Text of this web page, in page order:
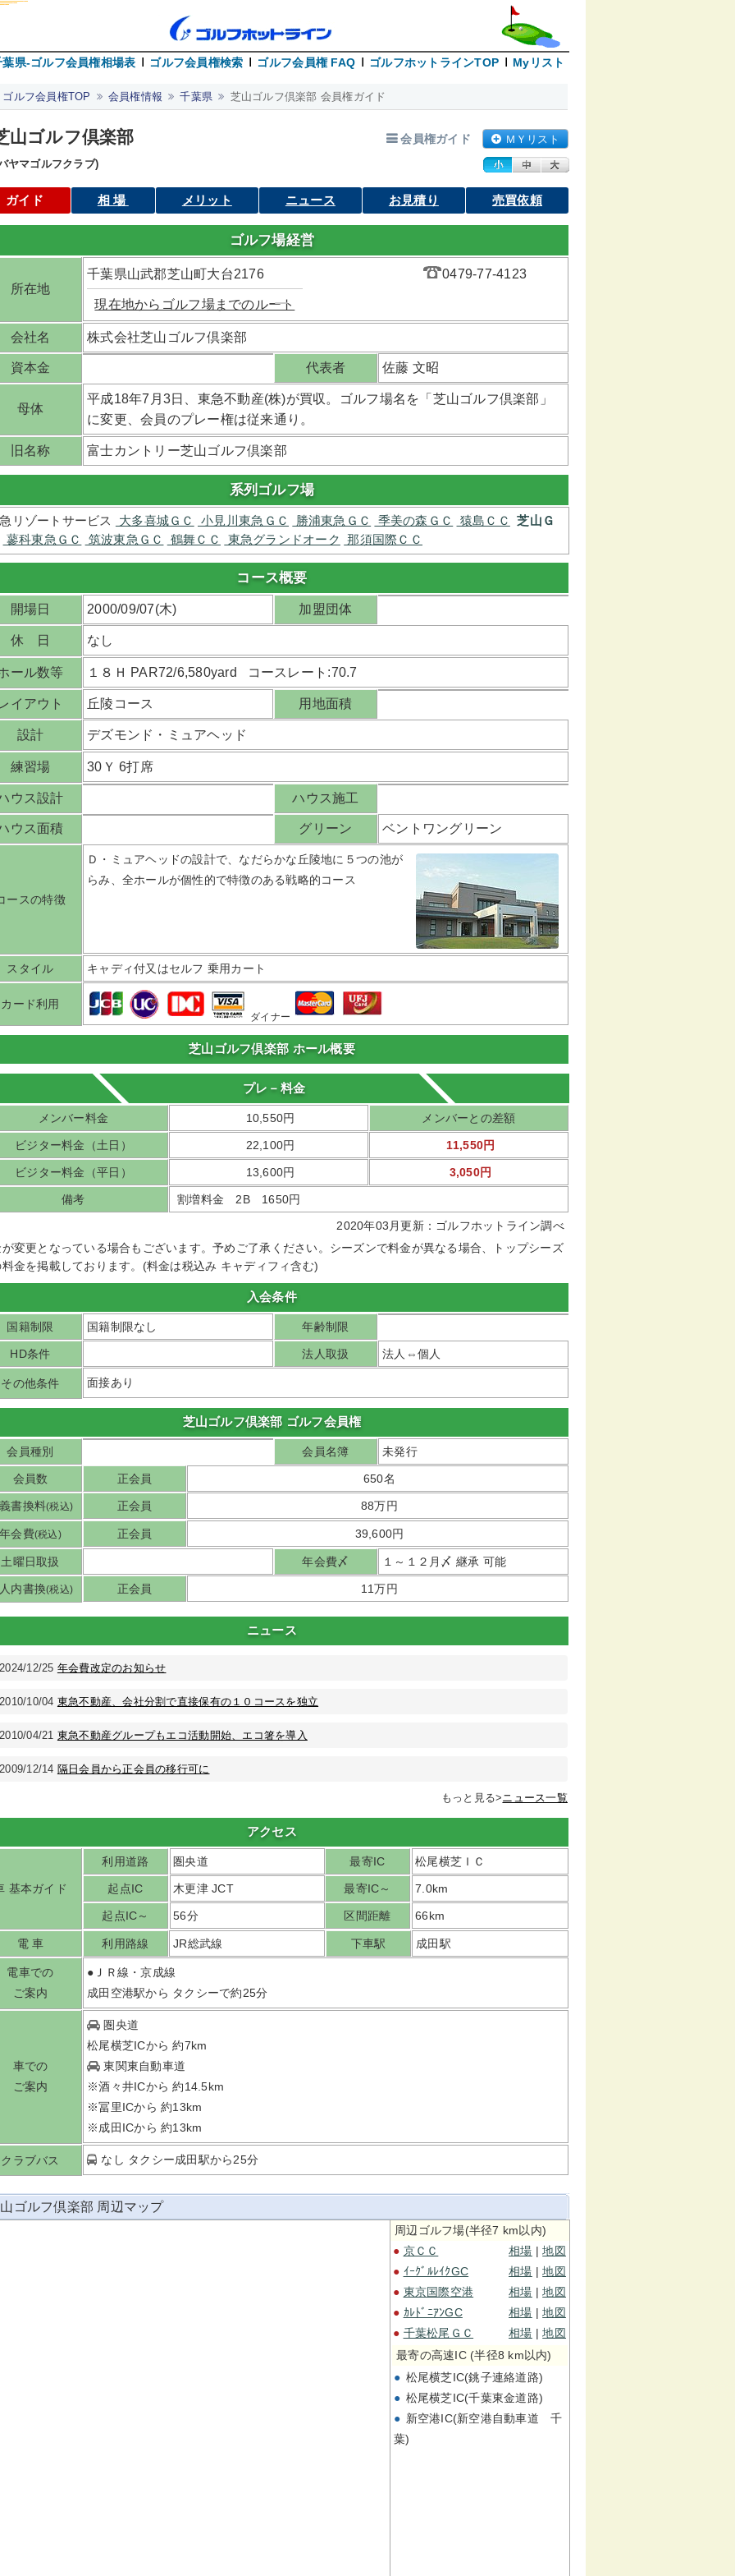
葉県-ゴルフ会員権相場表 ゴルフ会員権検索 ゴルフ会員権 FAQ ゴルフホットラインTOP Myリスト
ゴルフ会員権TOP 会員権情報 千葉県 芝山ゴルフ倶楽部 会員権ガイド
山ゴルフ倶楽部 会員権ガイド ＭＹリスト
ヤマゴルフクラブ)
ガイド 相場 メリット ニュース お見積り 売買依頼
ゴルフ場経営
所在地
千葉県山武郡芝山町大台2176
現在地からゴルフ場までのルート
0479-77-4123
会社名 株式会社芝山ゴルフ倶楽部
資本金 代表者 佐藤 文昭
母体
平成18年7月3日、東急不動産(株)が買収。ゴルフ場名を「芝山ゴルフ倶楽部」
に変更、会員のプレー権は従来通り。
旧名称 富士カントリー芝山ゴルフ倶楽部
系列ゴルフ場
リゾートサービス 大多喜城ＧＣ 小見川東急ＧＣ 勝浦東急ＧＣ 季美の森ＧＣ 猿島ＣＣ
芝山Ｇ
蓼科東急ＧＣ
筑波東急ＧＣ 鶴舞ＣＣ 東急グランドオーク 那須国際ＣＣ
コース概要
開場日 2000/09/07(木) 加盟団体
休 日 なし
ール数等 １８Ｈ PAR72/6,580yard コースレート:70.7
イアウト 丘陵コース 用地面積
設計 デズモンド・ミュアヘッド
練習場 30Ｙ 6打席
ウス設計 ハウス施工
ウス面積 グリーン ベントワングリーン
ースの特徴
Ｄ・ミュアヘッドの設計で、なだらかな丘陵地に５つの池が
らみ、全ホールが個性的で特徴のある戦略的コース
スタイル キャディ付又はセルフ 乗用カート
カード利用
ダイナー
芝山ゴルフ倶楽部 ホール概要
プレ－料金
メンバー料金 10,550円 メンバーとの差額
ビジター料金（土日） 22,100円 11,550円
ビジター料金（平日） 13,600円 3,050円
備考
割増料金 2B 1650円
2020年03月更新：ゴルフホットライン調べ
変更となっている場合もございます。予めご了承ください。シーズンで料金が異なる場合、トップシーズ
金を掲載しております。(料金は税込み キャディフィ含む)
入会条件
国籍制限 国籍制限なし 年齢制限
HD条件 法人取扱 法人⇔個人
その他条件 面接あり
芝山ゴルフ倶楽部 ゴルフ会員権
会員種別 会員名簿 未発行
会員数 正会員 650名
書換料(税込) 正会員 88万円
年会費(税込) 正会員 39,600円
土曜日取扱 年会費〆 １～１２月〆 継承 可能
内書換(税込) 正会員 11万円
ニュース
2024/12/25 年会費改定のお知らせ
2010/10/04 東急不動産、会社分割で直接保有の１０コースを独立
2010/04/21 東急不動産グループもエコ活動開始、エコ箸を導入
2009/12/14 隔日会員から正会員の移行可に
もっと見る>ニュース一覧
アクセス
基本ガイド
利用道路 圏央道 最寄IC 松尾横芝ＩＣ
起点IC 木更津 JCT 最寄IC～ 7.0km
起点IC～ 56分 区間距離 66km
電 車 利用路線 JR総武線 下車駅 成田駅
電車での
ご案内
●ＪＲ線・京成線
成田空港駅から タクシーで約25分
車での
ご案内
圏央道
松尾横芝ICから 約7km
東関東自動車道
※酒々井ICから 約14.5km
※冨里ICから 約13km
※成田ICから 約13km
クラブバス なし タクシー成田駅から25分
ゴルフ倶楽部 周辺マップ
周辺ゴルフ場(半径7 km以内)
● 京ＣＣ 相場 |地図
● ｲｰｸﾞﾙﾚｲｸGC 相場 |地図
● 東京国際空港 相場 |地図
● ｶﾚﾄﾞﾆｱﾝGC 相場 |地図
● 千葉松尾ＧＣ 相場 |地図
最寄の高速IC (半径8 km以内)
● 松尾横芝IC(銚子連絡道路)
● 松尾横芝IC(千葉東金道路)
● 新空港IC(新空港自動車道 千
葉)